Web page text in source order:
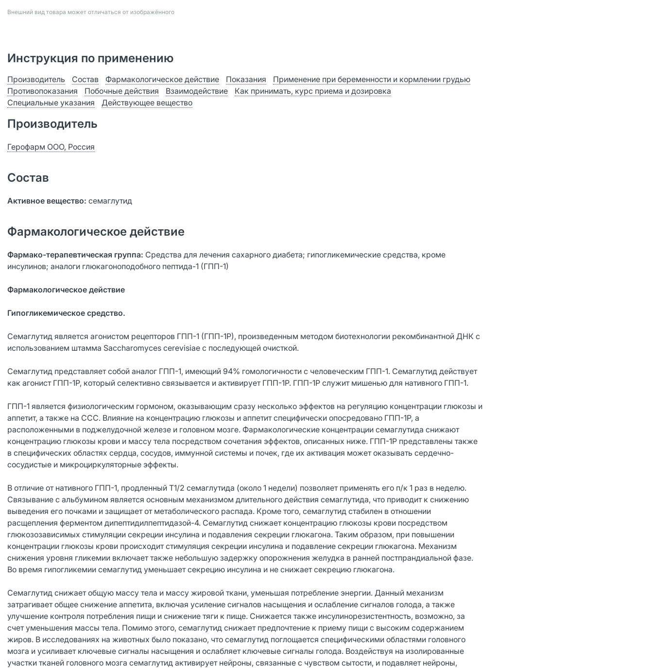
Bнешний вид товара может отличаться от изображённого
Инструкция по применению
Производитель Состав Фармакологическое действие Показания
Применение при беременности и кормлении грудью
Противопоказания
Побочные действия Взаимодействие
Как принимать, курс приема и дозировка
Специальные указания
Действующее вещество
Производитель
Герофарм ООО, Россия
Состав
Активное вещество: семаглутид
Фармакологическое действие
Фармако-терапевтическая группа: Средства для лечения сахарного диабета; гипогликемические средства, кроме
инсулинов; аналоги глюкагоноподобного пептида-1 (ГПП-1)
Фармакологическое действие
Гипогликемическое средство.
Семаглутид является агонистом рецепторов ГПП-1 (ГПП-1Р), произведенным методом биотехнологии рекомбинантной ДНК с
использованием штамма Saccharomyces cerevisiae с последующей очисткой.
Семаглутид представляет собой аналог ГПП-1, имеющий 94% гомологичности с человеческим ГПП-1. Семаглутид действует
как агонист ГПП-1Р, который селективно связывается и активирует ГПП-1Р. ГПП-1Р служит мишенью для нативного ГПП-1.
ГПП-1 является физиологическим гормоном, оказывающим сразу несколько эффектов на регуляцию концентрации глюкозы и
аппетит, а также на CCC. Влияние на концентрацию глюкозы и аппетит специфически опосредовано ГПП-1Р, а
расположенными в поджелудочной железе и головном мозге. Фармакологические концентрации семаглутида снижают
концентрацию глюкозы крови и массу тела посредством сочетания эффектов, описанных ниже. ГПП-1Р представлены также
в специфических областях сердца, сосудов, иммунной системы и почек, где их активация может оказывать сердечно-
сосудистые и микроциркуляторные эффекты.
В отличие от нативного ГПП-1, продленный T1/2 семаглутида (около 1 недели) позволяет применять его п/к 1 раз в неделю.
Связывание с альбумином является основным механизмом длительного действия семаглутида, что приводит к снижению
выведения его почками и защищает от метаболического распада. Кроме того, семаглутид стабилен в отношении
расщепления ферментом дипептидилпептидазой-4. Семаглутид снижает концентрацию глюкозы крови посредством
глюкозозависимых стимуляции секреции инсулина и подавления секреции глюкагона. Таким образом, при повышении
концентрации глюкозы крови происходит стимуляция секреции инсулина и подавление секреции глюкагона. Механизм
снижения уровня гликемии включает также небольшую задержку опорожнения желудка в ранней постпрандиальной фазе.
Во время гипогликемии семаглутид уменьшает секрецию инсулина и не снижает секрецию глюкагона.
Семаглутид снижает общую массу тела и массу жировой ткани, уменьшая потребление энергии. Данный механизм
затрагивает общее снижение аппетита, включая усиление сигналов насыщения и ослабление сигналов голода, а также
улучшение контроля потребления пищи и снижение тяги к пище. Снижается также инсулинорезистентность, возможно, за
счет уменьшения массы тела. Помимо этого, семаглутид снижает предпочтение к приему пищи с высоким содержанием
жиров. В исследованиях на животных было показано, что семаглутид поглощается специфическими областями головного
мозга и усиливает ключевые сигналы насыщения и ослабляет ключевые сигналы голода. Воздействуя на изолированные
участки тканей головного мозга семаглутид активирует нейроны, связанные с чувством сытости, и подавляет нейроны,